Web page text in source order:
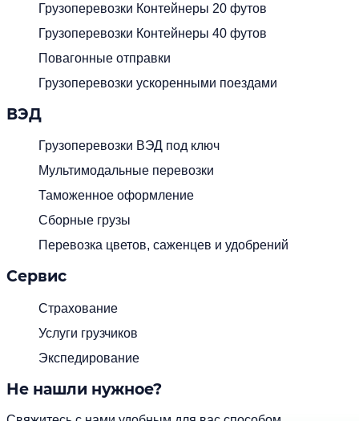
Грузоперевозки Контейнеры 20 футов
Грузоперевозки Контейнеры 40 футов
Повагонные отправки
Грузоперевозки ускоренными поездами
ВЭД
Грузоперевозки ВЭД под ключ
Мультимодальные перевозки
Таможенное оформление
Сборные грузы
Перевозка цветов, саженцев и удобрений
Сервис
Страхование
Услуги грузчиков
Экспедирование
Не нашли нужное?